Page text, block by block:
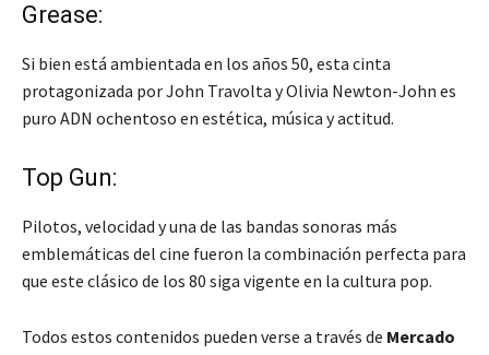
Grease:
Si bien está ambientada en los años 50, esta cinta
protagonizada por John Travolta y Olivia Newton-John es
puro ADN ochentoso en estética, música y actitud.
Top Gun:
Pilotos, velocidad y una de las bandas sonoras más
emblemáticas del cine fueron la combinación perfecta para
que este clásico de los 80 siga vigente en la cultura pop.
Todos estos contenidos pueden verse a través de Mercado